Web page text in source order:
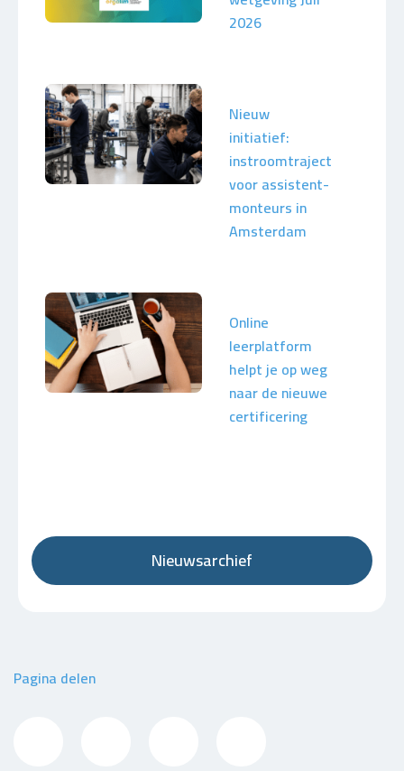
2026
Nieuw
initiatief:
instroomtraject
voor assistent-
monteurs in
Amsterdam
Online
leerplatform
helpt je op weg
naar de nieuwe
certificering
Nieuwsarchief
Pagina delen